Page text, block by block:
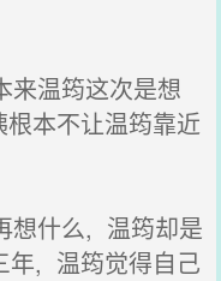
温筠这次是想
本不让温筠靠近
什么, 温筠却是
年, 温筠觉得自己